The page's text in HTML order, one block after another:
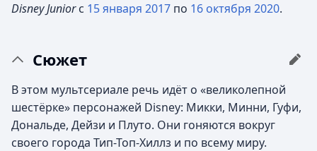
Disney Juniorс 15 января 2017 по 16 октября 2020.
Сюжет
В этом мультсериале речь идёт о «великолепной
шестёрке» персонажей Disney: Микки, Минни, Гуфи,
Дональде, Дейзи и Плуто. Они гоняются вокруг
своего города Тип-Топ-Хиллз и по всему миру.